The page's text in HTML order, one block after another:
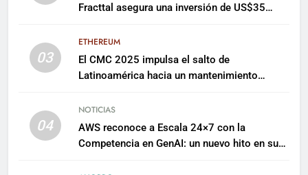
Fracttal asegura una inversión de US$35
03
ETHEREUM
El CMC 2025 impulsa el salto de
Latinoamérica hacia un mantenimiento
04
NOTICIAS
AWS reconoce a Escala 24×7 con la
Competencia en GenAI: un nuevo hito en su